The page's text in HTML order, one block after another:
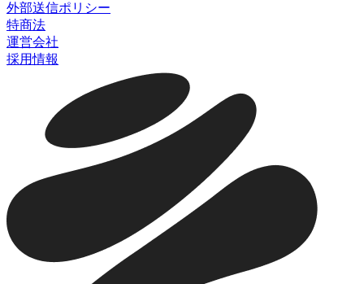
外部送信ポリシー
特商法
運営会社
採用情報